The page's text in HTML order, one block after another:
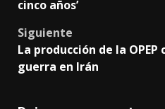
cinco años’
Siguiente
La producción de la OPEP
guerra en Irán